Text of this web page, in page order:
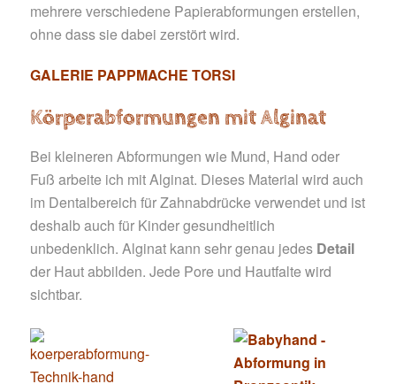
mehrere verschiedene Papierabformungen erstellen,
ohne dass sie dabei zerstört wird.
GALERIE PAPPMACHE TORSI
Körperabformungen mit Alginat
Bei kleineren Abformungen wie Mund, Hand oder
Fuß arbeite ich mit Alginat. Dieses Material wird auch
im Dentalbereich für Zahnabdrücke verwendet und ist
deshalb auch für Kinder gesundheitlich
unbedenklich. Alginat kann sehr genau jedes Detail
der Haut abbilden. Jede Pore und Hautfalte wird
sichtbar.